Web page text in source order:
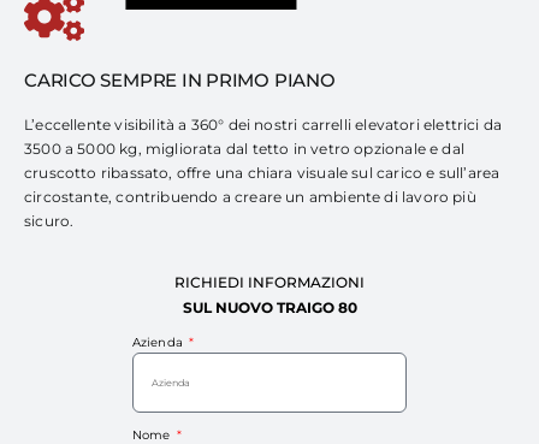
CARICO SEMPRE IN PRIMO PIANO
L’eccellente visibilità a 360° dei nostri carrelli elevatori elettrici da
3500 a 5000 kg, migliorata dal tetto in vetro opzionale e dal
cruscotto ribassato, offre una chiara visuale sul carico e sull’area
circostante, contribuendo a creare un ambiente di lavoro più
sicuro.
RICHIEDI INFORMAZIONI
SUL NUOVO TRAIGO 80
Azienda
Nome